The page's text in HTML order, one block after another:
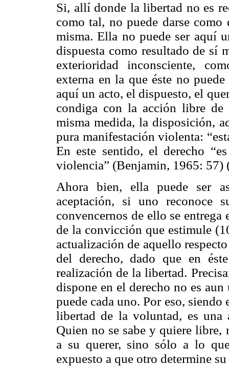
Si, allí donde la libertad no es
como tal, no puede darse
misma. Ella no puede ser aquí
dispuesta como resultado de sí
exterioridad inconsciente,
externa en la que éste no
aquí un acto, el dispuesto, el
condiga con la acción libre
misma medida, la disposición,
pura manifestación violenta:
En este sentido, el derecho
violencia” (Benjamin, 1965: 57)
Ahora bien, ella puede ser
aceptación, si uno reconoce
convencernos de ello se entrega
de la convicción que estimule
actualización de aquello
del derecho, dado que en
realización de la libertad.
dispone en el derecho no es
puede cada uno. Por eso, siendo
libertad de la voluntad, es una
Quien no se sabe y quiere libre,
a su querer, sino sólo a lo
expuesto a que otro determine su